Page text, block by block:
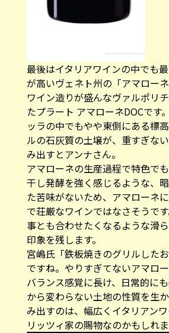
最後はイタリアワインの中でも
が高いヴェネト州の「アマローネ
ワイン造りが盛んなヴァルポリ
たプラート アマローネDOCです
ッラの中でもやや東側にある標
ルの石灰質の土壌が、重すぎな
み出すとアンナさん。
アマローネの生産過程で特色で
干し発酵を強く感じるような、
た苦味がないため、アマローネ
で荘厳なワインではなさそうで
事とも合わせたくなるような滑
印象を残します。
宮嶋氏「鉄板焼きのグリルした
ですね。やりすぎてないアマロー
バランス感覚に長け、日常的に
から変わらない土地の性質を生
み出すのは、幅広くイタリアン
リッツィ家の賜物なのかもしれま